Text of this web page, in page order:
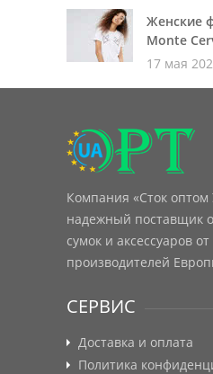
Женские
Monte
17 мая
Компания «Сток оптом
надежный поставщик
сумок и аксессуаров
производителей
СЕРВИС
Доставка и оплата
Политика